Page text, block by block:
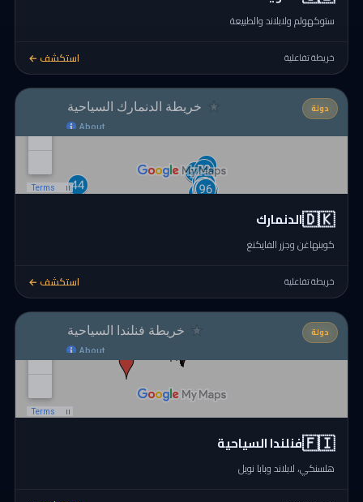
ستوكهولم ولابلاند والطبيعة
خريطة تفاعلية استكشف ←
دولة
🇩🇰الدنمارك
كوبنهاغن وجزر الفايكنغ
خريطة تفاعلية استكشف ←
دولة
🇫🇮فنلندا السياحية
هلسنكي، لابلاند وبابا نويل